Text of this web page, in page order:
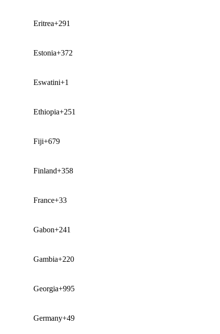
Eritrea+291
Estonia+372
Eswatini+1
Ethiopia+251
Fiji+679
Finland+358
France+33
Gabon+241
Gambia+220
Georgia+995
Germany+49